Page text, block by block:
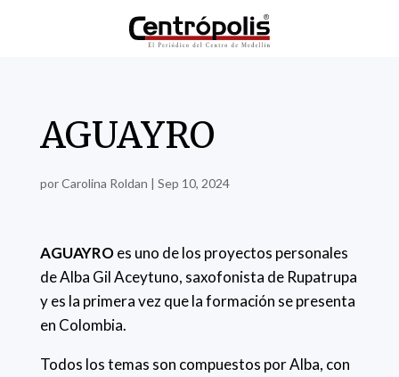
AGUAYRO
porCarolina Roldan | Sep 10, 2024
AGUAYROes uno de los proyectos personales
de Alba Gil Aceytuno, saxofonista de Rupatrupa
y es la primera vez que la formación se presenta
en Colombia.
Todos los temas son compuestos por Alba, con